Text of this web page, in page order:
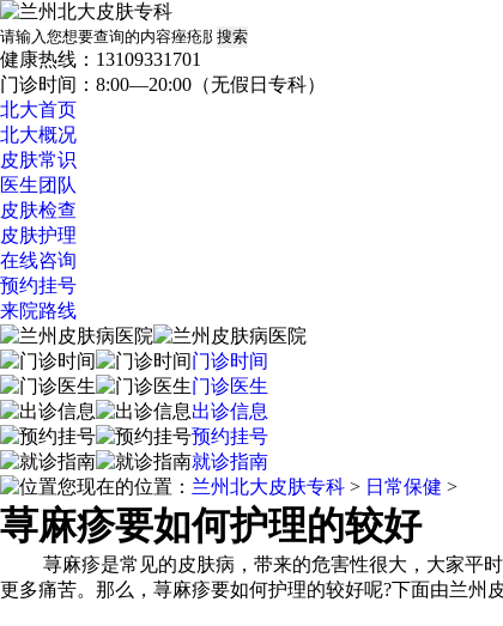
健康热线：13109331701
门诊时间：8:00—20:00（无假日专科）
北大首页
北大概况
皮肤常识
医生团队
皮肤检查
皮肤护理
在线咨询
预约挂号
来院路线
门诊时间
门诊医生
出诊信息
预约挂号
就诊指南
您现在的位置： 兰州北大皮肤专科 > 日常保健 >
荨麻疹要如何护理的较好
荨麻疹是常见的皮肤病，带来的危害性很大，大家平时
更多痛苦。那么，荨麻疹要如何护理的较好呢?下面由兰州